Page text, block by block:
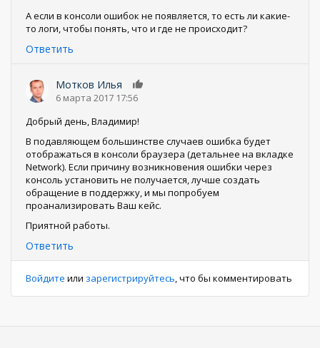
А если в консоли ошибок не появляется, то есть ли какие-
то логи, чтобы понять, что и где не происходит?
Ответить
Мотков Илья
6 марта 2017 17:56
Добрый день, Владимир!
В подавляющем большинстве случаев ошибка будет
отображаться в консоли браузера (детальнее на вкладке
Network). Если причину возникновения ошибки через
консоль установить не получается, лучше создать
обращение в поддержку, и мы попробуем
проанализировать Ваш кейс.
Приятной работы.
Ответить
Войдите или зарегистрируйтесь, что бы комментировать